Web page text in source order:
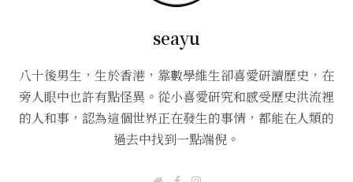
seayu
八十後男生，生於香港，靠數學維生卻喜愛研讀歷史，在
旁人眼中也許有點怪異。從小喜愛研究和感受歷史洪流裡
的人和事，認為這個世界正在發生的事情，都能在人類的
過去中找到一點端倪。